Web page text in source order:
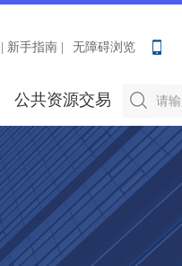
| 新手指南 | 无障碍浏览
公共资源交易